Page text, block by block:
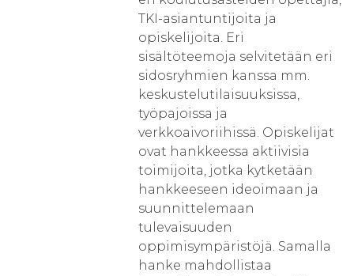
TKI-asiantuntijoita ja
opiskelijoita. Eri
sisältöteemoja selvitetään eri
sidosryhmien kanssa mm.
keskustelutilaisuuksissa,
työpajoissa ja
verkkoaivoriihissä. Opiskelijat
ovat hankkeessa aktiivisia
toimijoita, jotka kytketään
hankkeeseen ideoimaan ja
suunnittelemaan
tulevaisuuden
oppimisympäristöjä. Samalla
hanke mahdollistaa